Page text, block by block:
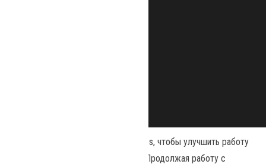
Наш сайт использует файлы cookies, чтобы улучшить работу
и повысить эффективность сайта. Продолжая работу с